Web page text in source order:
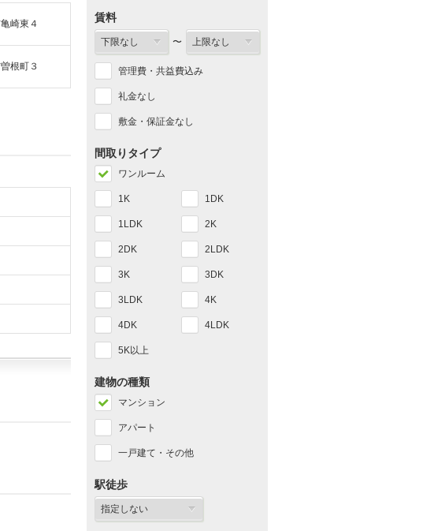
崎東４
根町３
賃料
〜
管理費・共益費込み
礼金なし
敷金・保証金なし
間取りタイプ
ワンルーム
1K 1DK
1LDK 2K
2DK 2LDK
3K 3DK
3LDK 4K
4DK 4LDK
5K以上
建物の種類
マンション
アパート
一戸建て・その他
駅徒歩